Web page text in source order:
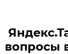
вопросы